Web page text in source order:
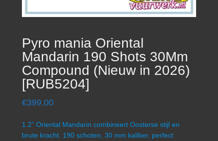
Pyro mania Oriental
Mandarin 190 Shots 30Mm
Compound (Nieuw in 2026)
[RUB5204]
€399,00
1.2” Oriental Mandarin combineert Oosterse stijl en
brute kracht. 190 schoten, 30 mm kaliber, perfect